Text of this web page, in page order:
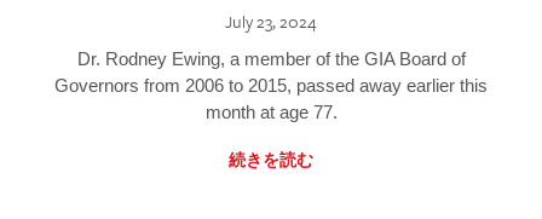
July 23, 2024
Dr. Rodney Ewing, a member of the GIA Board of
Governors from 2006 to 2015, passed away earlier this
month at age 77.
続きを読む